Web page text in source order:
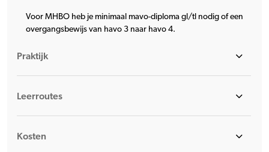
Voor MHBO heb je minimaal mavo-diploma gl/tl nodig of een
overgangsbewijs van havo 3 naar havo 4.
Praktijk
Leerroutes
Kosten